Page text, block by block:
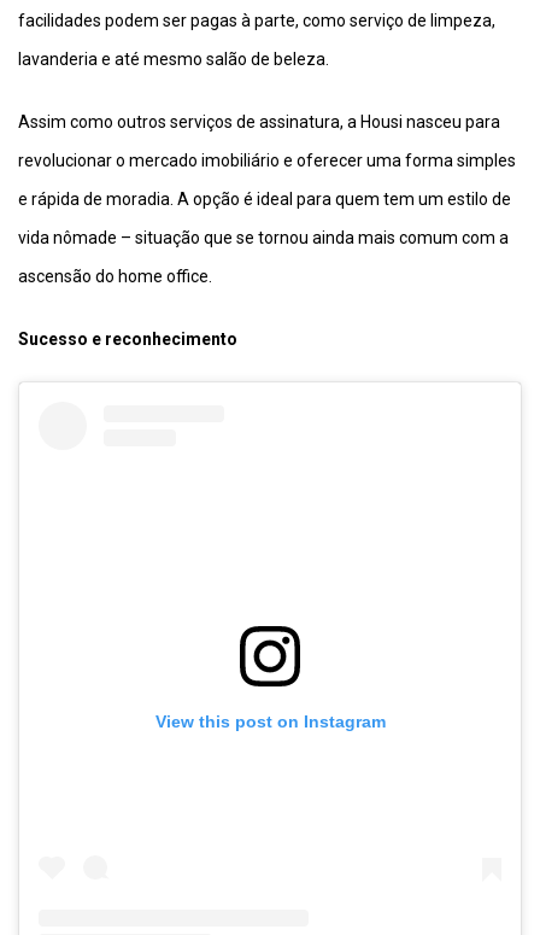
facilidades podem ser pagas à parte, como serviço de limpeza,
lavanderia e até mesmo salão de beleza.
Assim como outros serviços de assinatura, a Housi nasceu para
revolucionar o mercado imobiliário e oferecer uma forma simples
e rápida de moradia. A opção é ideal para quem tem um estilo de
vida nômade – situação que se tornou ainda mais comum com a
ascensão do home office.
Sucesso e reconhecimento
View this post on Instagram